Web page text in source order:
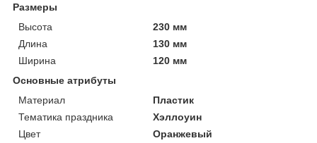
Размеры
Высота
230 мм
Длина
130 мм
Ширина
120 мм
Основные атрибуты
Материал
Пластик
Тематика праздника
Хэллоуин
Цвет
Оранжевый